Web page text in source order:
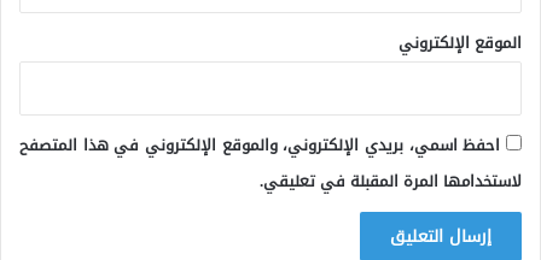
الموقع الإلكتروني
احفظ اسمي، بريدي الإلكتروني، والموقع الإلكتروني في هذا المتصفح
لاستخدامها المرة المقبلة في تعليقي.